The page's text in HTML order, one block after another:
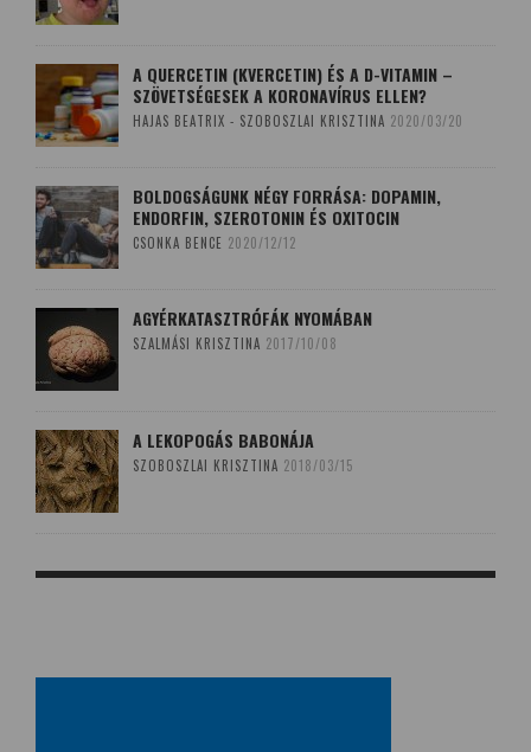
A QUERCETIN (KVERCETIN) ÉS A D-VITAMIN –
SZÖVETSÉGESEK A KORONAVÍRUS ELLEN?
HAJAS BEATRIX - SZOBOSZLAI KRISZTINA 2020/03/20
BOLDOGSÁGUNK NÉGY FORRÁSA: DOPAMIN,
ENDORFIN, SZEROTONIN ÉS OXITOCIN
CSONKA BENCE 2020/12/12
AGYÉRKATASZTRÓFÁK NYOMÁBAN
SZALMÁSI KRISZTINA 2017/10/08
A LEKOPOGÁS BABONÁJA
SZOBOSZLAI KRISZTINA 2018/03/15